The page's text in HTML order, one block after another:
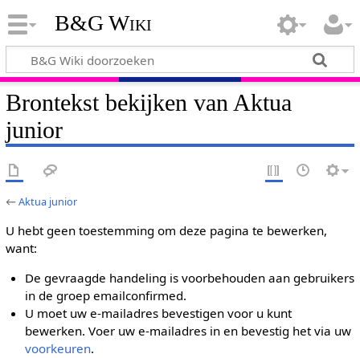
B&G Wiki
Brontekst bekijken van Aktua
junior
←Aktua junior
U hebt geen toestemming om deze pagina te bewerken,
want:
De gevraagde handeling is voorbehouden aan gebruikers
in de groep emailconfirmed.
U moet uw e-mailadres bevestigen voor u kunt
bewerken. Voer uw e-mailadres in en bevestig het via uw
voorkeuren.